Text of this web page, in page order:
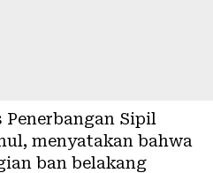
Sipil
menyatakan bahwa
ban belakang